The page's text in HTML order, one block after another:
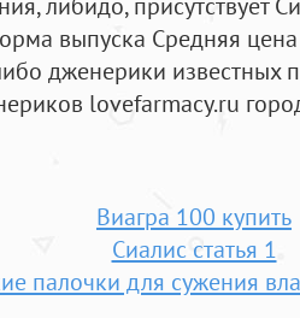
выпуска Средняя
дженерики известных
lovefarmacy.ru
Виагра 100 купить
Сиалис статья 1
палочки для сужения